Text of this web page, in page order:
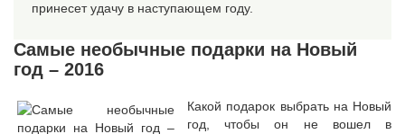
принесет удачу в наступающем году.
Самые необычные подарки на Новый
год – 2016
Какой подарок выбрать на Новый
год, чтобы он не вошел в